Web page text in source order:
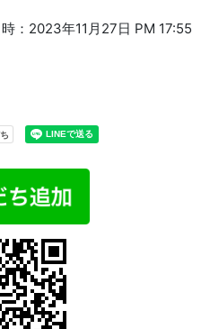
：2023年11月27日 PM 17:55